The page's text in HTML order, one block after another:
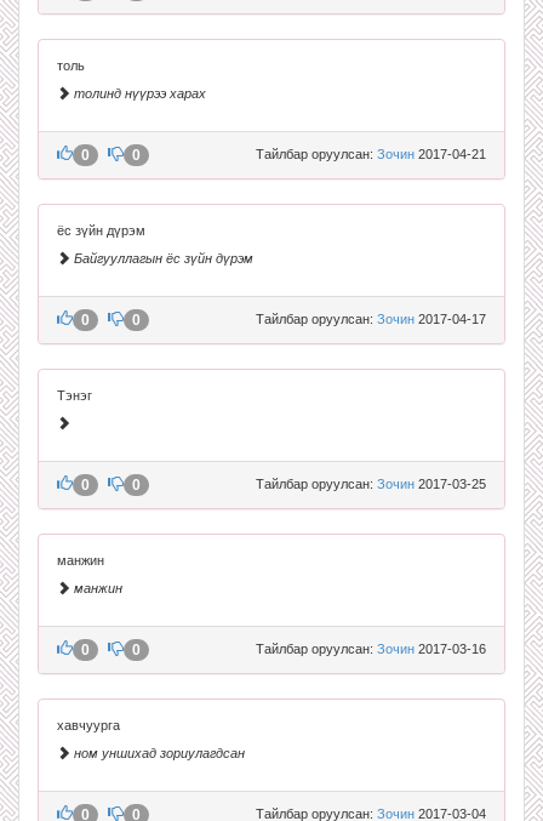
толь
толинд нүүрээ харах
Тайлбар оруулсан: Зочин 2017-04-21
0 0
ёс зүйн дүрэм
Байгууллагын ёс зүйн дүрэм
Тайлбар оруулсан: Зочин 2017-04-17
0 0
Тэнэг
Тайлбар оруулсан: Зочин 2017-03-25
0 0
манжин
манжин
Тайлбар оруулсан: Зочин 2017-03-16
0 0
хавчуурга
ном уншихад зориулагдсан
Тайлбар оруулсан: Зочин 2017-03-04
0 0